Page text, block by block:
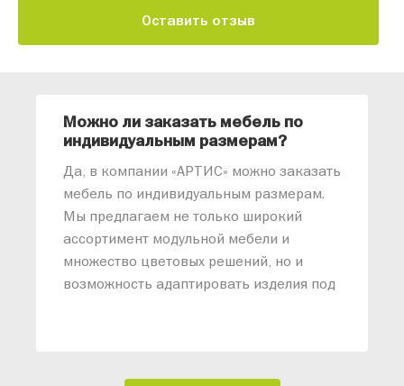
Оставить отзыв
Можно ли заказать мебель по
индивидуальным размерам?
Да, в компании «АРТИС» можно заказать
мебель по индивидуальным размерам.
Мы предлагаем не только широкий
ассортимент модульной мебели и
множество цветовых решений, но и
возможность адаптировать изделия под